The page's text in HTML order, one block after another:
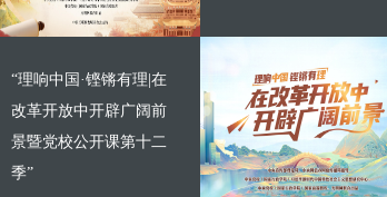
“理响中国·铿锵有理|在
改革开放中开辟广阔前
景暨党校公开课第十二
季”